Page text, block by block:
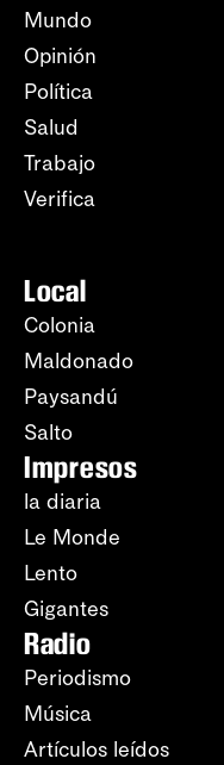
Mundo
Opinión
Política
Salud
Trabajo
Verifica
Local
Colonia
Maldonado
Paysandú
Salto
Impresos
la diaria
Le Monde
Lento
Gigantes
Radio
Periodismo
Música
Artículos leídos